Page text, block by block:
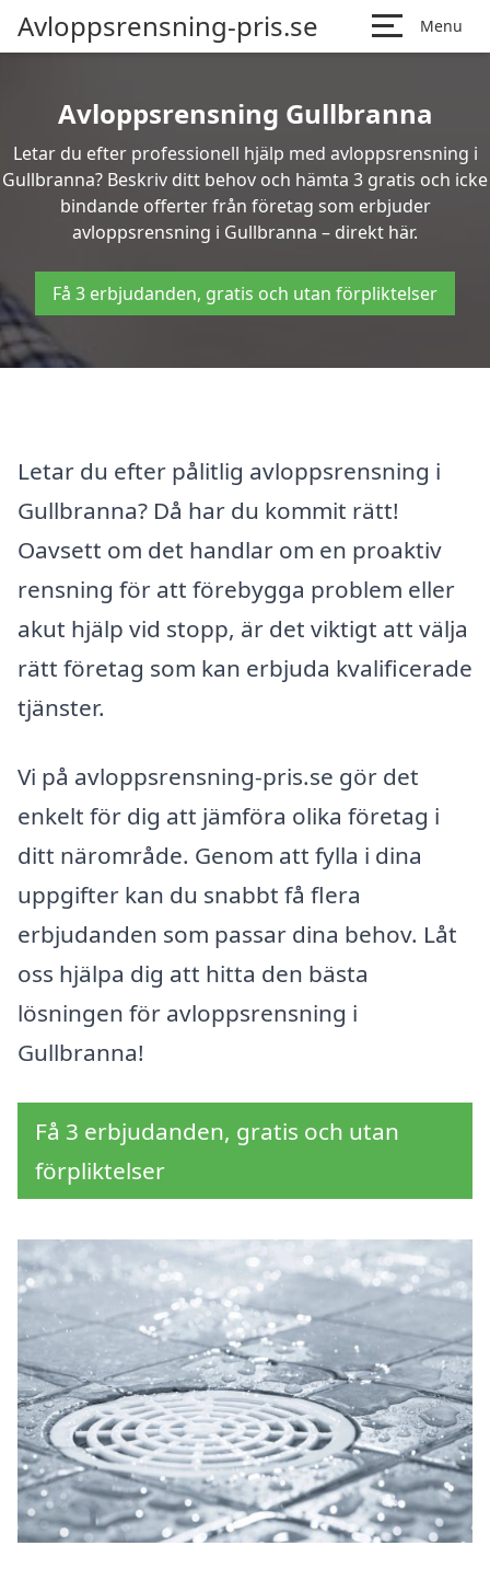
Avloppsrensning-pris.se Menu
Avloppsrensning Gullbranna
Letar du efter professionell hjälp med avloppsrensning i
Gullbranna? Beskriv ditt behov och hämta 3 gratis och icke
bindande offerter från företag som erbjuder
avloppsrensning i Gullbranna – direkt här.
Få 3 erbjudanden, gratis och utan förpliktelser
Letar du efter pålitlig avloppsrensning i
Gullbranna? Då har du kommit rätt!
Oavsett om det handlar om en proaktiv
rensning för att förebygga problem eller
akut hjälp vid stopp, är det viktigt att välja
rätt företag som kan erbjuda kvalificerade
tjänster.
Vi på avloppsrensning-pris.se gör det
enkelt för dig att jämföra olika företag i
ditt närområde. Genom att fylla i dina
uppgifter kan du snabbt få flera
erbjudanden som passar dina behov. Låt
oss hjälpa dig att hitta den bästa
lösningen för avloppsrensning i
Gullbranna!
Få 3 erbjudanden, gratis och utan
förpliktelser